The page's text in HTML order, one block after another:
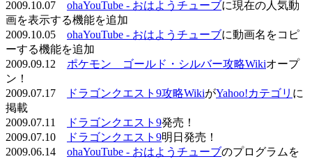
2009.10.07 ohaYouTube - おはようチューブに現在の人気動
画を表示する機能を追加
2009.10.05 ohaYouTube - おはようチューブに動画名をコピ
ーする機能を追加
2009.09.12 ポケモン ゴールド・シルバー攻略Wikiオープ
ン！
2009.07.17
ドラゴンクエスト9攻略WikiがYahoo!カテゴリ に
掲載
2009.07.11
ドラゴンクエスト9発売！
2009.07.10
ドラゴンクエスト9明日発売！
2009.06.14 ohaYouTube - おはようチューブのプログラムを